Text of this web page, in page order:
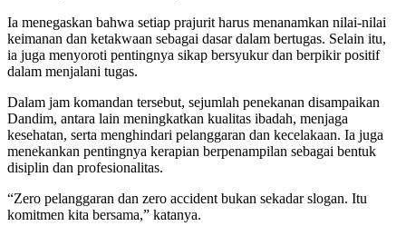
Ia menegaskan bahwa setiap prajurit harus menanamkan nilai-nilai
keimanan dan ketakwaan sebagai dasar dalam bertugas. Selain itu,
ia juga menyoroti pentingnya sikap bersyukur dan berpikir positif
dalam menjalani tugas.
Dalam jam komandan tersebut, sejumlah penekanan disampaikan
Dandim, antara lain meningkatkan kualitas ibadah, menjaga
kesehatan, serta menghindari pelanggaran dan kecelakaan. Ia juga
menekankan pentingnya kerapian berpenampilan sebagai bentuk
disiplin dan profesionalitas.
“Zero pelanggaran dan zero accident bukan sekadar slogan. Itu
komitmen kita bersama,” katanya.